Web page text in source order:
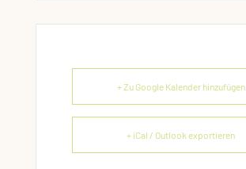
+ Zu Google Kalender hinzufügen
+ iCal / Outlook exportieren